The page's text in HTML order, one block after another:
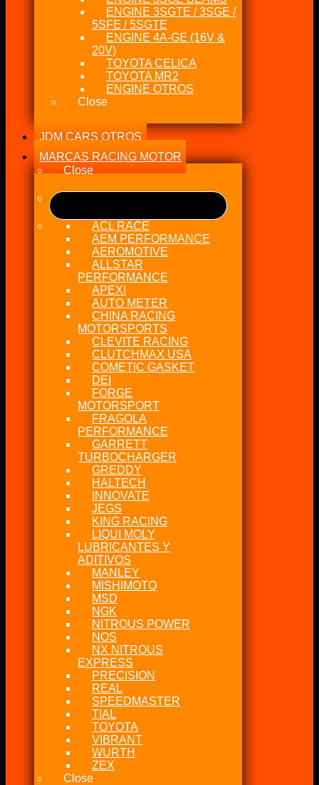
ENGINE 3SGTE / 3SGE /
5SFE / 5SGTE
ENGINE 4A-GE (16V &
20V)
TOYOTA CELICA
TOYOTA MR2
ENGINE OTROS
Close
JDM CARS OTROS
MARCAS RACING MOTOR
Close
ACL RACE
AEM PERFORMANCE
AEROMOTIVE
ALLSTAR
PERFORMANCE
APEXI
AUTO METER
CHINA RACING
MOTORSPORTS
CLEVITE RACING
CLUTCHMAX USA
COMETIC GASKET
DEI
FORGE
MOTORSPORT
FRAGOLA
PERFORMANCE
GARRETT
TURBOCHARGER
GREDDY
HALTECH
INNOVATE
JEGS
KING RACING
LIQUI MOLY
LUBRICANTES Y
ADITIVOS
MANLEY
MISHIMOTO
MSD
NGK
NITROUS POWER
NOS
NX NITROUS
EXPRESS
PRECISION
REAL
SPEEDMASTER
TIAL
TOYOTA
VIBRANT
WURTH
ZEX
Close